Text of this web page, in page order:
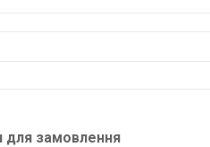
для замовлення